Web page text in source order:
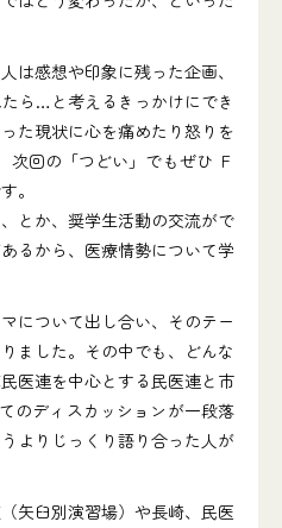
感想や印象に残った企画、
ら…と考えるきっかけにでき
た現状に心を痛めたり怒りを
回の「つどい」でもぜひ Ｆ
。
とか、奨学生活動の交流がで
るから、医療情勢について学
について出し合い、そのテー
ました。その中でも、どんな
医連を中心とする民医連と市
のディスカッションが一段落
よりじっくり語り合った人が
矢臼別演習場）や長崎、民医